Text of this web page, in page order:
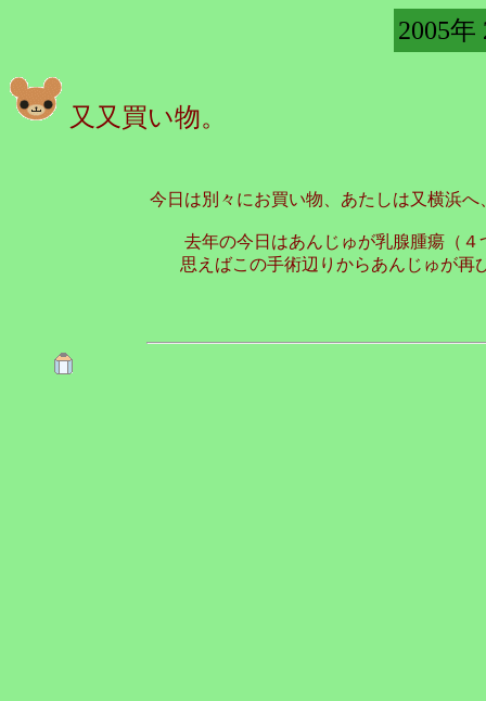
2005年
又又買い物。
今日は別々にお買い物、あたしは又横浜
去年の今日はあんじゅが乳腺腫瘍（
思えばこの手術辺りからあんじゅが再